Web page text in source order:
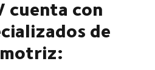
cuenta con
de